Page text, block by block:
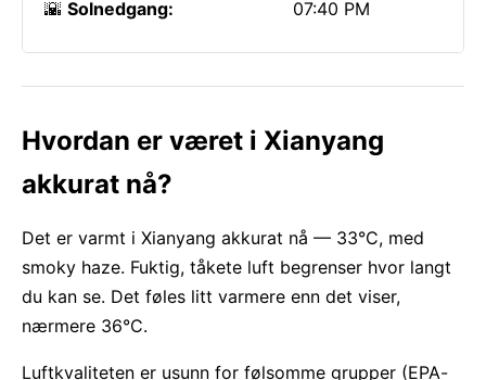
🌇 Solnedgang: 07:40 PM
Hvordan er været i Xianyang
akkurat nå?
Det er varmt i Xianyang akkurat nå — 33°C, med
smoky haze. Fuktig, tåkete luft begrenser hvor langt
du kan se. Det føles litt varmere enn det viser,
nærmere 36°C.
Luftkvaliteten er usunn for følsomme grupper (EPA-